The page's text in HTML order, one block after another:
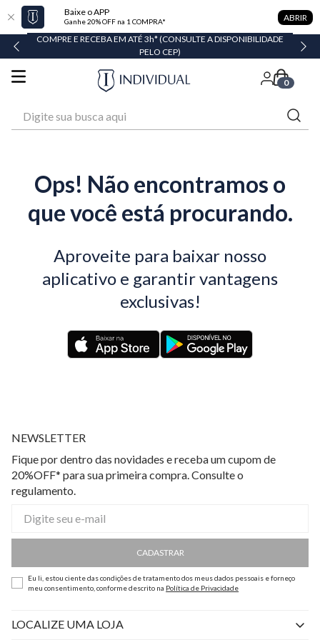
Baixe o APP
Ganhe 20% OFF na 1 COMPRA* ABRIR
COMPRE E RECEBA EM ATÉ 3h* (CONSULTE A DISPONIBILIDADE
PELO CEP)
0
Ops! Não encontramos o
que você está procurando.
Aproveite para baixar nosso
aplicativo e garantir vantagens
exclusivas!
NEWSLETTER
Fique por dentro das novidades e receba um cupom de
20%OFF* para sua primeira compra. Consulte o
regulamento.
CADASTRAR
Eu li, estou ciente das condições de tratamento dos meus dados pessoais e forneço
meu consentimento, conforme descrito na Política de Privacidade
LOCALIZE UMA LOJA